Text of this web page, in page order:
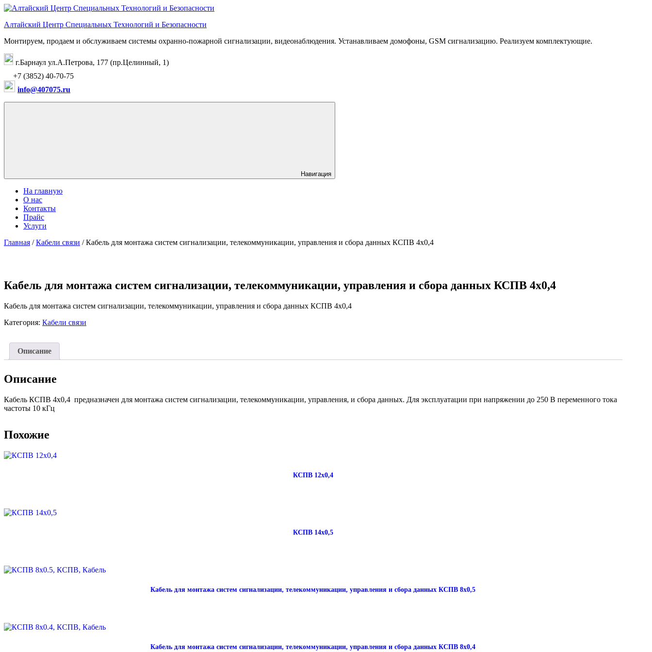
Перейти
содержимому
Алтайский Центр Специальных Технологий и Безопасности
Монтируем, продаем и обслуживаем системы охранно-пожарной сигнализации, видеонаблюдения. Устанавливаем домофоны, GSM сигнализацию. Реализуем комплектующие.
г.Барнаул ул.А.Петрова, 177 (пр.Целинный, 1)
+7 (3852) 40-70-75
info@407075.ru
Навигация
На главную
О нас
Контакты
Прайс
Услуги
Главная /Кабели связи / Кабель для монтажа систем сигнализации, телекоммуникации, управления и сбора данных КСПВ 4х0,4
Кабель для монтажа систем сигнализации, телекоммуникации, управления и сбора данных КСПВ 4х0,4
Кабель для монтажа систем сигнализации, телекоммуникации, управления и сбора данных КСПВ 4х0,4
Категория: Кабели связи
Описание
Описание
Кабель КСПВ 4х0,4 предназначен для монтажа систем сигнализации, телекоммуникации, управления, и сбора данных. Для эксплуатации при напряжении до 250 В переменного тока
частоты 10 кГц
Похожие
КСПВ 12х0,4
КСПВ 14х0,5
Кабель для монтажа систем сигнализации, телекоммуникации, управления и сбора данных КСПВ 8х0,5
Кабель для монтажа систем сигнализации, телекоммуникации, управления и сбора данных КСПВ 8х0,4